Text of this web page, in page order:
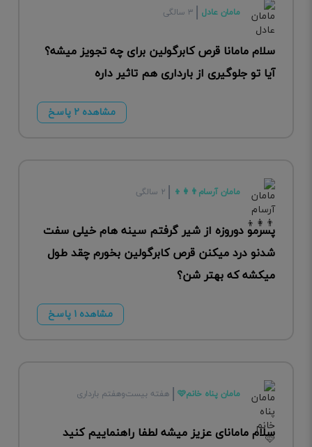
مامان عادل ۳ سالگی
سلام مامانا قرص کابرگولین برای چه تجویز میشه؟
آیا تو جلوگیری از بارداری هم تاثیر داره
مشاهده ۲ پاسخ
مامان آرسام👨‍👩‍👦 ۲ سالگی
پسرمو دوروزه از شیر گرفتم سینه هام خیلی سفت
شدنو درد میکنن قرص کابرگولین بخورم چقد طول
میکشه که بهتر شن؟
مشاهده ۱ پاسخ
مامان پناه خانم🩷 هفته بیست‌وهفتم بارداری
سلام مامانای عزیز میشه لطفا راهنماییم کنید